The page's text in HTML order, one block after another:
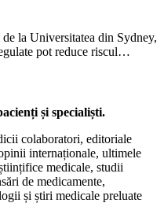
la Universitatea din Sydney,
pot reduce riscul…
și specialiști.
colaboratori, editoriale
internaționale, ultimele
medicale, studii
de medicamente,
și știri medicale preluate